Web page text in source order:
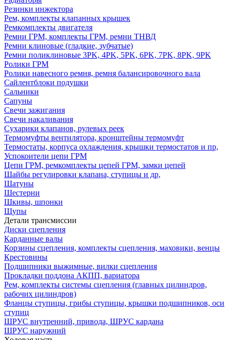
Резинки инжектора
Рем, комплекты клапанных крышек
Ремкомплекты двигателя
Ремни ГРМ, комплекты ГРМ, ремни ТНВД
Ремни клиновые (гладкие, зубчатые)
Ремни поликлиновые 3PK, 4PK, 5PK, 6PK, 7PK, 8PK, 9PK
Ролики ГРМ
Ролики навесного ремня, ремня балансировочного вала
Сайлентблоки подушки
Сальники
Сапуны
Свечи зажигания
Свечи накаливания
Сухарики клапанов, рулевых реек
Термомуфты вентилятора, кронштейны термомуфт
Термостаты, корпуса охлаждения, крышки термостатов и пр,
Успокоители цепи ГРМ
Цепи ГРМ, ремкомплекты цепей ГРМ, замки цепей
Шайбы регулировки клапана, ступицы и др,
Шатуны
Шестерни
Шкивы, шпонки
Щупы
Детали трансмиссии
Диски сцепления
Карданные валы
Корзины сцепления, комплекты сцепления, маховики, венцы
Крестовины
Подшипники выжимные, вилки сцепления
Прокладки поддона АКПП, вариатора
Рем, комплекты системы сцепления (главных цилиндров,
рабочих цилиндров)
Фланцы ступицы, грибы ступицы, крышки подшипников, оси
ступиц
ШРУС внутренний, привода, ШРУС кардана
ШРУС наружний